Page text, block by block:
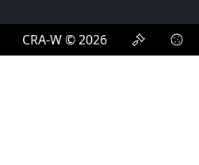
CRA-W © 2026